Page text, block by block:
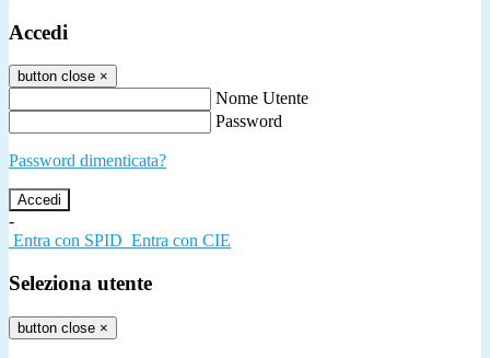
Accedi
button close ×
Nome Utente
Password
Password dimenticata?
-
Entra con SPID Entra con CIE
Seleziona utente
button close ×